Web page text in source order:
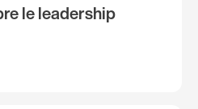
le leadership